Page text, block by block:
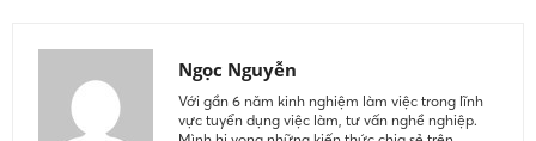
Ngọc Nguyễn
Với gần 6 năm kinh nghiệm làm việc trong lĩnh
vực tuyển dụng việc làm, tư vấn nghề nghiệp.